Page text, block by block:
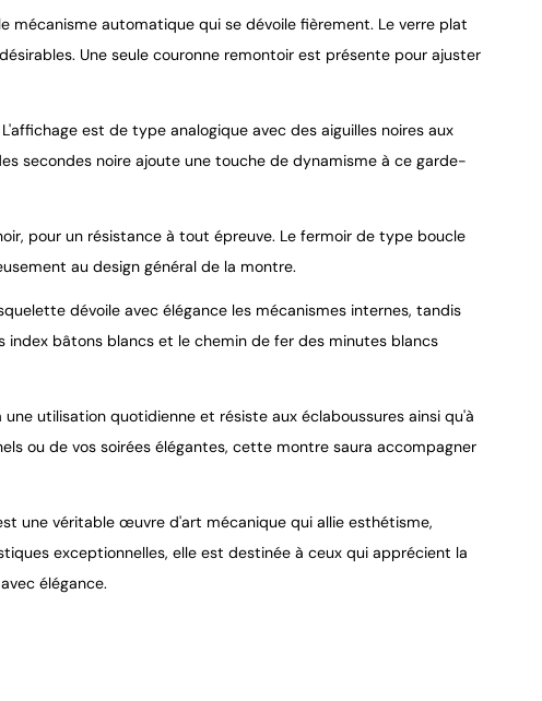
9.4/
automatique qui se dévoile fièrement. Le verre plat
Une seule couronne remontoir est présente pour ajuster
est de type analogique avec des aiguilles noires aux
secondes noire ajoute une touche de dynamisme à ce garde-
pour un résistance à tout épreuve. Le fermoir de type boucle
au design général de la montre.
dévoile avec élégance les mécanismes internes, tandis
index bâtons blancs et le chemin de fer des minutes blancs
utilisation quotidienne et résiste aux éclaboussures ainsi qu'à
ou de vos soirées élégantes, cette montre saura accompagner
une véritable œuvre d'art mécanique qui allie esthétisme,
exceptionnelles, elle est destinée à ceux qui apprécient la
élégance.